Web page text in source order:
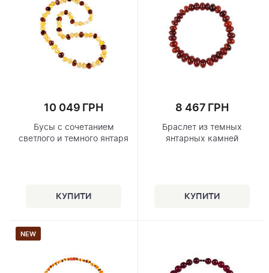
10 049 ГРН
Бусы с сочетанием
светлого и темного янтаря
8 467 ГРН
Браслет из темных
янтарных камней
NEW